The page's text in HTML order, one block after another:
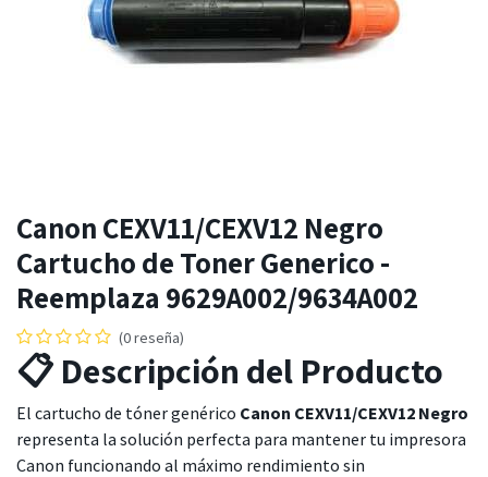
Canon CEXV11/CEXV12 Negro
Cartucho de Toner Generico -
Reemplaza 9629A002/9634A002
(0 reseña)
📋 Descripción del Producto
El cartucho de tóner genérico Canon CEXV11/CEXV12 Negro
representa la solución perfecta para mantener tu impresora
Canon funcionando al máximo rendimiento sin